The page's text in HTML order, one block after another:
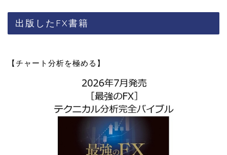
出版したFX書籍
【チャート分析を極める】